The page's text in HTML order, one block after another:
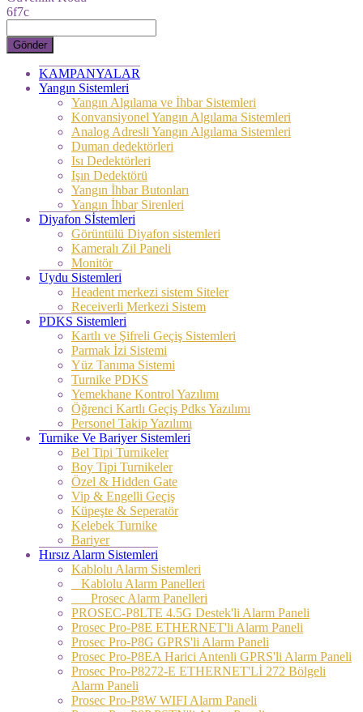
6f7c
Gönder
KAMPANYALAR
Yangın Sistemleri
Yangın Algılama ve İhbar Sistemleri
Konvansiyonel Yangın Algılama Sistemleri
Analog Adresli Yangın Algılama Sistemleri
Duman dedektörleri
Isı Dedektörleri
Işın Dedektörü
Yangın İhbar Butonları
Yangın İhbar Sirenleri
Diyafon Sİstemleri
Görüntülü Diyafon sistemleri
Kameralı Zil Paneli
Monitör
Uydu Sistemleri
Headent merkezi sistem Siteler
Receiverli Merkezi Sistem
PDKS Sistemleri
Kartlı ve Şifreli Geçiş Sistemleri
Parmak İzi Sistemi
Yüz Tanıma Sistemi
Turnike PDKS
Yemekhane Kontrol Yazılımı
Öğrenci Kartlı Geçiş Pdks Yazılımı
Personel Takip Yazılımı
Turnike Ve Bariyer Sistemleri
Bel Tipi Turnikeler
Boy Tipi Turnikeler
Özel & Hidden Gate
Vip & Engelli Geçiş
Küpeşte & Seperatör
Kelebek Turnike
Bariyer
Hırsız Alarm Sistemleri
Kablolu Alarm Sistemleri
Kablolu Alarm Panelleri
Prosec Alarm Panelleri
PROSEC-P8LTE 4.5G Destek'li Alarm Paneli
Prosec Pro-P8E ETHERNET'li Alarm Paneli
Prosec Pro-P8G GPRS'li Alarm Paneli
Prosec Pro-P8EA Harici Antenli GPRS'li Alarm Paneli
Prosec Pro-P8272-E ETHERNET'Lİ 272 Bölgeli
Alarm Paneli
Prosec Pro-P8W WIFI Alarm Paneli